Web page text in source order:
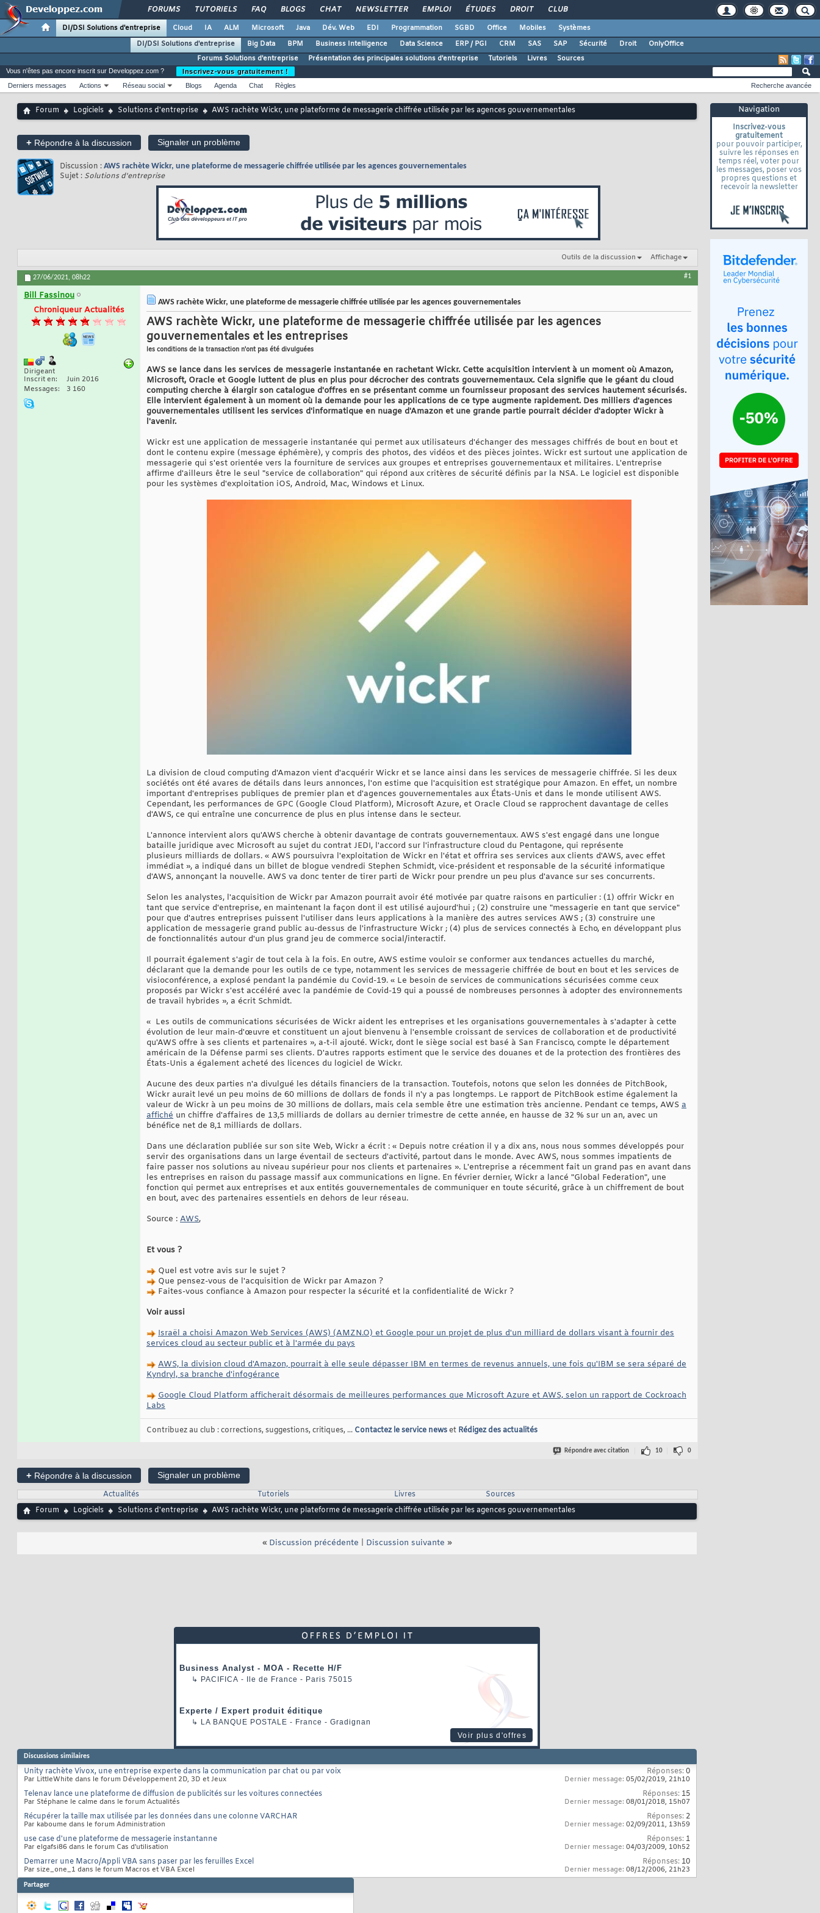
FORUMS TUTORIELS FAQ BLOGS CHAT NEWSLETTER EMPLOI ÉTUDES DROIT CLUB
DI/DSI Solutions d'entreprise Cloud IA ALM Microsoft Java Dév. Web EDI Programmation SGBD Office Mobiles
Systèmes
DI/DSI Solutions d'entreprise
Big Data BPM Business Intelligence Data Science ERP / PGI CRM SAS SAP Sécurité Droit
OnlyOffice
Forums Solutions d'entreprise
Présentation des principales solutions d'entreprise Tutoriels Livres Sources
Navigation
Inscrivez-vous
gratuitement
pour pouvoir participer,
suivre les réponses en
temps réel, voter pour
les messages, poser vos
propres questions et
recevoir la newsletter
Vous n'êtes pas encore inscrit sur Developpez.com ?
Inscrivez-vous gratuitement !
Derniers messages
Actions Réseau social Blogs Agenda Chat Règles Recherche avancée
Forum Logiciels Solutions d'entreprise AWS rachète Wickr, une plateforme de messagerie chiffrée utilisée par les agences gouvernementales
+ Répondre à la discussion Signaler un problème
Discussion : AWS rachète Wickr, une plateforme de messagerie chiffrée utilisée par les agences gouvernementales
Sujet : Solutions d'entreprise
Outils de la discussion Affichage
27/06/2021, 08h22 #1
Bill Fassinou
Chroniqueur Actualités
Dirigeant
Inscrit en
Juin 2016
Messages
3 160
AWS rachète Wickr, une plateforme de messagerie chiffrée utilisée par les agences gouvernementales
AWS rachète Wickr, une plateforme de messagerie chiffrée utilisée par les agences
gouvernementales et les entreprises
les conditions de la transaction n'ont pas été divulguées
AWS se lance dans les services de messagerie instantanée en rachetant Wickr. Cette acquisition intervient à un moment où Amazon,
Microsoft, Oracle et Google luttent de plus en plus pour décrocher des contrats gouvernementaux. Cela signifie que le géant du cloud
computing cherche à élargir son catalogue d'offres en se présentant comme un fournisseur proposant des services hautement sécurisés.
Elle intervient également à un moment où la demande pour les applications de ce type augmente rapidement. Des milliers d'agences
gouvernementales utilisent les services d'informatique en nuage d'Amazon et une grande partie pourrait décider d'adopter Wickr à
l'avenir.
Wickr est une application de messagerie instantanée qui permet aux utilisateurs d'échanger des messages chiffrés de bout en bout et
dont le contenu expire (message éphémère), y compris des photos, des vidéos et des pièces jointes. Wickr est surtout une application de
messagerie qui s'est orientée vers la fourniture de services aux groupes et entreprises gouvernementaux et militaires. L'entreprise
affirme d'ailleurs être le seul "service de collaboration" qui répond aux critères de sécurité définis par la NSA. Le logiciel est disponible
pour les systèmes d'exploitation iOS, Android, Mac, Windows et Linux.
La division de cloud computing d'Amazon vient d'acquérir Wickr et se lance ainsi dans les services de messagerie chiffrée. Si les deux
sociétés ont été avares de détails dans leurs annonces, l'on estime que l'acquisition est stratégique pour Amazon. En effet, un nombre
important d'entreprises publiques de premier plan et d'agences gouvernementales aux États-Unis et dans le monde utilisent AWS.
Cependant, les performances de GPC (Google Cloud Platform), Microsoft Azure, et Oracle Cloud se rapprochent davantage de celles
d'AWS, ce qui entraîne une concurrence de plus en plus intense dans le secteur.
L'annonce intervient alors qu'AWS cherche à obtenir davantage de contrats gouvernementaux. AWS s'est engagé dans une longue
bataille juridique avec Microsoft au sujet du contrat JEDI, l'accord sur l'infrastructure cloud du Pentagone, qui représente
plusieurs milliards de dollars. « AWS poursuivra l'exploitation de Wickr en l'état et offrira ses services aux clients d'AWS, avec effet
immédiat », a indiqué dans un billet de blogue vendredi Stephen Schmidt, vice-président et responsable de la sécurité informatique
d'AWS, annonçant la nouvelle. AWS va donc tenter de tirer parti de Wickr pour prendre un peu plus d'avance sur ses concurrents.
Selon les analystes, l'acquisition de Wickr par Amazon pourrait avoir été motivée par quatre raisons en particulier : (1) offrir Wickr en
tant que service d'entreprise, en maintenant la façon dont il est utilisé aujourd'hui ; (2) construire une "messagerie en tant que service"
pour que d'autres entreprises puissent l'utiliser dans leurs applications à la manière des autres services AWS ; (3) construire une
application de messagerie grand public au-dessus de l'infrastructure Wickr ; (4) plus de services connectés à Echo, en développant plus
de fonctionnalités autour d'un plus grand jeu de commerce social/interactif.
Il pourrait également s'agir de tout cela à la fois. En outre, AWS estime vouloir se conformer aux tendances actuelles du marché,
déclarant que la demande pour les outils de ce type, notamment les services de messagerie chiffrée de bout en bout et les services de
visioconférence, a explosé pendant la pandémie du Covid-19. « Le besoin de services de communications sécurisées comme ceux
proposés par Wickr s'est accéléré avec la pandémie de Covid-19 qui a poussé de nombreuses personnes à adopter des environnements
de travail hybrides », a écrit Schmidt.
« Les outils de communications sécurisées de Wickr aident les entreprises et les organisations gouvernementales à s'adapter à cette
évolution de leur main-d'œuvre et constituent un ajout bienvenu à l'ensemble croissant de services de collaboration et de productivité
qu'AWS offre à ses clients et partenaires », a-t-il ajouté. Wickr, dont le siège social est basé à San Francisco, compte le département
américain de la Défense parmi ses clients. D'autres rapports estiment que le service des douanes et de la protection des frontières des
États-Unis a également acheté des licences du logiciel de Wickr.
Aucune des deux parties n'a divulgué les détails financiers de la transaction. Toutefois, notons que selon les données de PitchBook,
Wickr aurait levé un peu moins de 60 millions de dollars de fonds il n'y a pas longtemps. Le rapport de PitchBook estime également la
valeur de Wickr à un peu moins de 30 millions de dollars, mais cela semble être une estimation très ancienne. Pendant ce temps, AWS a
affiché un chiffre d'affaires de 13,5 milliards de dollars au dernier trimestre de cette année, en hausse de 32 % sur un an, avec un
bénéfice net de 8,1 milliards de dollars.
Dans une déclaration publiée sur son site Web, Wickr a écrit : « Depuis notre création il y a dix ans, nous nous sommes développés pour
servir des organisations dans un large éventail de secteurs d'activité, partout dans le monde. Avec AWS, nous sommes impatients de
faire passer nos solutions au niveau supérieur pour nos clients et partenaires ». L'entreprise a récemment fait un grand pas en avant dans
les entreprises en raison du passage massif aux communications en ligne. En février dernier, Wickr a lancé "Global Federation", une
fonction qui permet aux entreprises et aux entités gouvernementales de communiquer en toute sécurité, grâce à un chiffrement de bout
en bout, avec des partenaires essentiels en dehors de leur réseau.
Source : AWS,
Et vous ?
Quel est votre avis sur le sujet ?
Que pensez-vous de l'acquisition de Wickr par Amazon ?
Faites-vous confiance à Amazon pour respecter la sécurité et la confidentialité de Wickr ?
Voir aussi
Israël a choisi Amazon Web Services (AWS) (AMZN.O) et Google pour un projet de plus d'un milliard de dollars visant à fournir des
services cloud au secteur public et à l'armée du pays
AWS, la division cloud d'Amazon, pourrait à elle seule dépasser IBM en termes de revenus annuels, une fois qu'IBM se sera séparé de
Kyndryl, sa branche d'infogérance
Google Cloud Platform afficherait désormais de meilleures performances que Microsoft Azure et AWS, selon un rapport de Cockroach
Labs
Contribuez au club : corrections, suggestions, critiques, ... Contactez le service newset Rédigez des actualités
Répondre avec citation 10 0
+ Répondre à la discussion
Signaler un problème
Actualités
Tutoriels Livres
Sources
Forum
Logiciels Solutions d'entreprise AWS rachète Wickr, une plateforme de messagerie chiffrée utilisée par les agences gouvernementales
« Discussion précédente Discussion suivante »
Business Analyst - MOA - Recette H/F
↳ PACIFICA - Ile de France - Paris 75015
Experte / Expert produit éditique
↳ LA BANQUE POSTALE - France - Gradignan
Voir plus d'offres
Discussions similaires
Unity rachète Vivox, une entreprise experte dans la communication par chat ou par voix
Par LittleWhite dans le forum Développement 2D, 3D et Jeux
Réponses:0
Dernier message: 05/02/2019, 21h10
Telenav lance une plateforme de diffusion de publicités sur les voitures connectées
Par Stéphane le calme dans le forum Actualités
Réponses: 15
Dernier message: 08/01/2018, 15h07
Récupérer la taille max utilisée par les données dans une colonne VARCHAR
Par kaboume dans le forum Administration
Réponses: 2
Dernier message: 02/09/2011, 13h59
use case d'une plateforme de messagerie instantanne
Par elgafsi86 dans le forum Cas d'utilisation
Réponses: 1
Dernier message: 04/03/2009, 10h52
Demarrer une Macro/Appli VBA sans paser par les feruilles Excel
Par size_one_1 dans le forum Macros et VBA Excel
Réponses: 10
Dernier message: 08/12/2006, 21h23
Partager